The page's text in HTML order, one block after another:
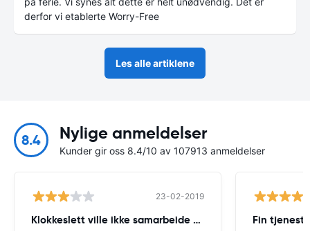
derfor vi etablerte Worry-Free
Les alle artiklene
8.4 Nylige anmeldelser
Kunder gir oss 8.4/10 av 107913 anmeldelser
23-02-2019
Klokkeslett ville ikke samarbeide når Fin